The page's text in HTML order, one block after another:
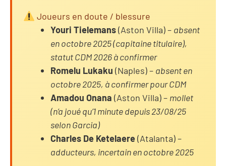
Joueurs en doute / blessure
Youri Tielemans(Aston Villa) – absent
en octobre 2025 (capitaine titulaire),
statut CDM 2026 à confirmer
Romelu Lukaku (Naples) – absent en
octobre 2025, à confirmer pour CDM
Amadou Onana (Aston Villa) – mollet
(n’a joué qu’1 minute depuis 23/08/25
selon Garcia)
Charles De Ketelaere(Atalanta) –
adducteurs, incertain en octobre 2025